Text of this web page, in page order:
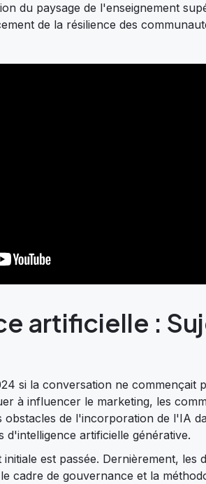
du paysage de l'enseignement
de la résilience des
artificielle :
si la conversation ne commençait
à influencer le marketing, les
obstacles de l'incorporation de l'IA
d'intelligence artificielle générative.
est passée. Dernièrement,
cadre de gouvernance et la